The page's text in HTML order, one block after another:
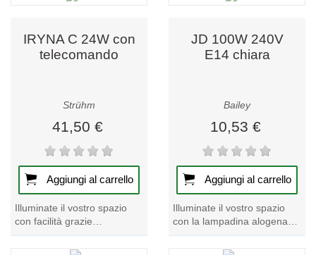
IRYNA C 24W con
telecomando
Strühm
41,50 €
Aggiungi al carrello
Illuminate il vostro spazio
con facilità grazie
all'apparecchio LED da
soffitto IRYNA C 24W. Il
JD 100W 240V
E14 chiara
Bailey
10,53 €
Aggiungi al carrello
Illuminate il vostro spazio
con la lampadina alogena
JD 100W E14. Questa
lampadina trasparente da